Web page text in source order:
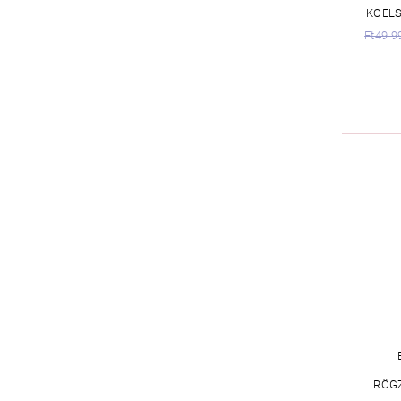
Ft49